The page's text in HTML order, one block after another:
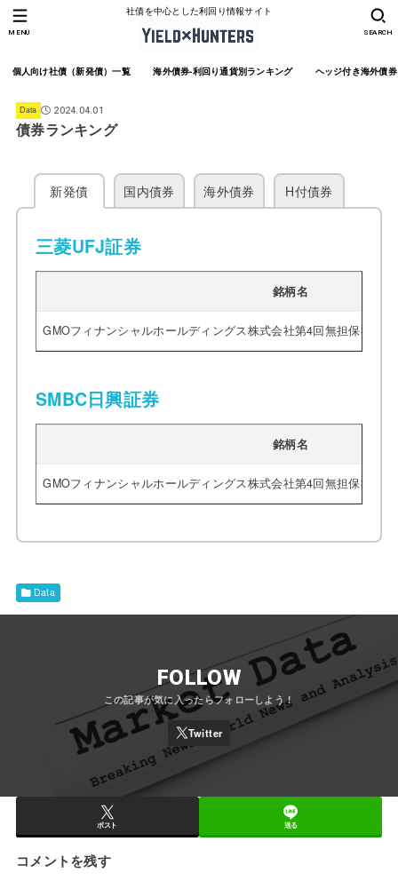
社債を中心とした利回り情報サイト
個人向け社債（新発債）一覧 海外債券-利回り通貨別ランキング ヘッジ付き海外債
SEARCH
MENU
Data 2024.04.01
債券ランキング
新発債 国内債券 海外債券 H付債券
三菱UFJ証券
銘柄名
GMOフィナンシャルホールディングス株式会社第4回無担保社債
SMBC日興証券
銘柄名
GMOフィナンシャルホールディングス株式会社第4回無担保社債
Data
FOLLOW
ポスト 送る
コメントを残す